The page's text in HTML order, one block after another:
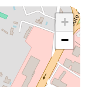
+
−